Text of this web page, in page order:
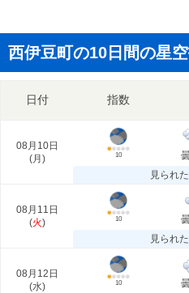
西伊豆町の10日間の星
日付 指数
08月10日
(月 ) 10
見られ
08月11日
(火) 10
見られ
08月12日
(水) 10